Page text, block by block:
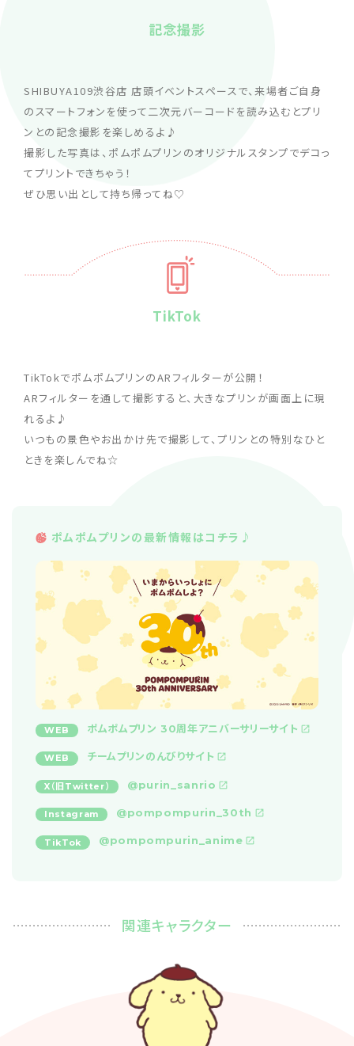
記念撮影
SHIBUYA109渋谷店 店頭イベントスペースで、来場者ご自身
のスマートフォンを使って二次元バーコードを読み込むとプリ
ンとの記念撮影を楽しめるよ♪
撮影した写真は、ポムポムプリンのオリジナルスタンプでデコっ
てプリントできちゃう！
ぜひ思い出として持ち帰ってね♡
TikTok
TikTokでポムポムプリンのARフィルターが公開！
ARフィルターを通して撮影すると、大きなプリンが画面上に現
れるよ♪
いつもの景色やお出かけ先で撮影して、プリンとの特別なひと
ときを楽しんでね☆
ポムポムプリンの最新情報はコチラ♪
WEB ポムポムプリン 30周年アニバーサリーサイト
WEB チームプリンのんびりサイト
X（旧Twitter） @purin_sanrio
Instagram @pompompurin_30th
TikTok @pompompurin_anime
関連キャラクター